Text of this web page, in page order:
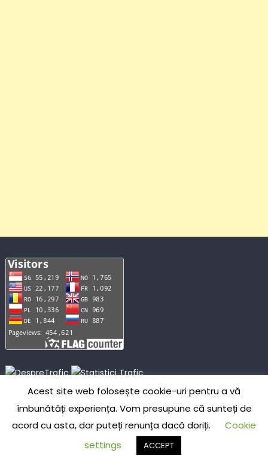
US 163.624K IE 208 NL
114
PL
32.345K GB 182 BD
101
171
RU
897 CO 171 GM
CA 139 JP
Acest site web folosește cookie-uri pentru a vă
îmbunătăți experiența. Vom presupune că sunteți de
acord cu asta, dar puteți renunța dacă doriți.
Cookie
settings
ACCEPT